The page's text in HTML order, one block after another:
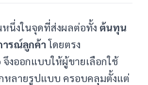
หนึ่งในจุดที่ส่งผลต่อทั้ง ต้นทุน
ารณ์ลูกค้าโดยตรง
จึงออกแบบให้ผู้ขายเลือกใช้
หลายรูปแบบ ครอบคลุมตั้งแต่